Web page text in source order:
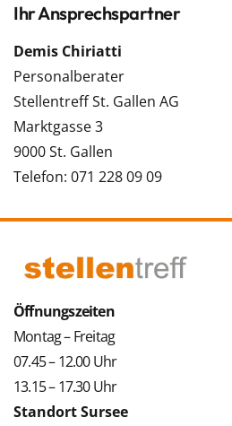
Ihr Ansprechspartner
Demis Chiriatti
Personalberater
Stellentreff St. Gallen AG
Marktgasse 3
9000 St. Gallen
Telefon: 071 228 09 09
Öffnungszeiten
Montag – Freitag
07.45 – 12.00 Uhr
13.15 – 17.30 Uhr
Standort Sursee